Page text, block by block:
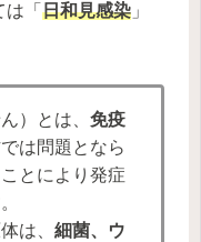
「 日和見感染 」
）とは、 免疫
は問題となら
とにより発症
は、 細菌、ウ